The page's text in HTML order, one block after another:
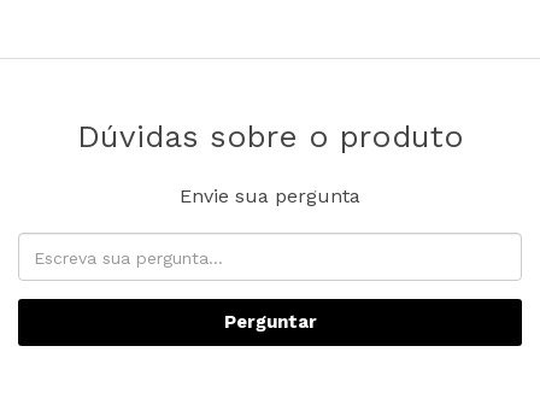
Dúvidas sobre o produto
Envie sua pergunta
Perguntar